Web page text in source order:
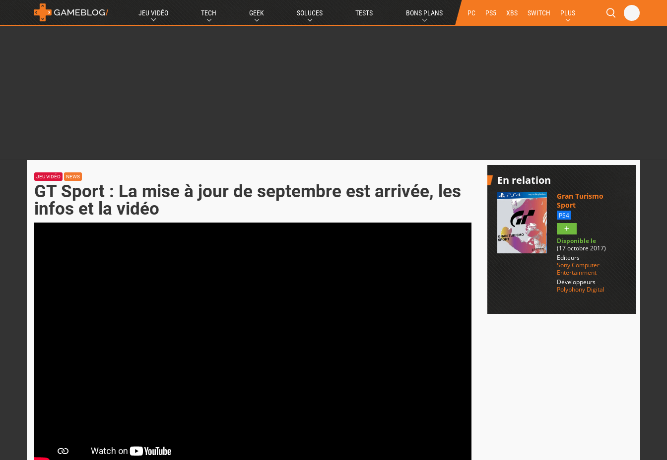
JEU VIDÉO TECH GEEK SOLUCES TESTS BONS PLANS PC PS5 XBS SWITCH PLUS
JEU VIDÉO NEWS
GT Sport : La mise à jour de septembre est arrivée, les
infos et la vidéo
En relation
Gran Turismo
Sport
PS4
Disponible le
(17 octobre 2017)
Editeurs
Sony Computer
Entertainment
Développeurs
Polyphony Digital